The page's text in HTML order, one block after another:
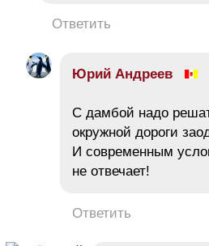
Ответить
Юрий Андреев
С дамбой надо
окружной дороги
И современным
не отвечает!
Ответить